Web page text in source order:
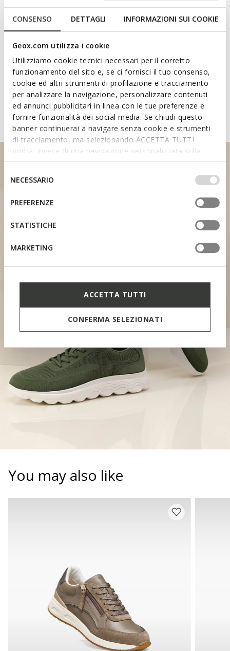
CONSENSO DETTAGLI INFORMAZIONI SUI COOKIE
Geox.com utilizza i cookie
Utilizziamo cookie tecnici necessari per il corretto
funzionamento del sito e, se ci fornisci il tuo consenso,
cookie ed altri strumenti di profilazione e tracciamento
per analizzare la navigazione, personalizzare contenuti
ed annunci pubblicitari in linea con le tue preferenze e
fornire funzionalità dei social media. Se chiudi questo
banner continuerai a navigare senza cookie e strumenti
di tracciamento, ma selezionando ACCETTA TUTTI
godrai invece di una navigazione personalizzata sulla
base dei tuoi gusti ed interessi. Selezionando
IMPOSTAZIONI potrai anche scegliere quali cookies ed
altri strumenti di tracciamento autorizzare. Per maggiori
informazioni o per modificare in qualsiasi momento le
tue impostazioni, visita la nostra
consenso
NECESSARIO
PREFERENZE
STATISTICHE
MARKETING
ACCETTA TUTTI
CONFERMA SELEZIONATI
Materials
Learn about the attributes of
shoes featuring the Fast In
System
SOFT PAD
You may also like